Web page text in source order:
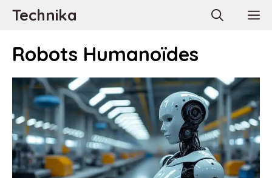
AllerTechnika
Robots Humanoïdes